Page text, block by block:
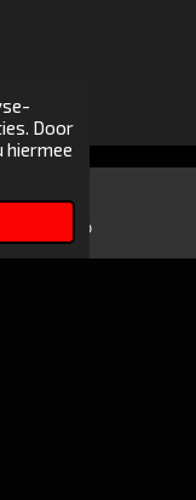
Door
hiermee
WhatsApp